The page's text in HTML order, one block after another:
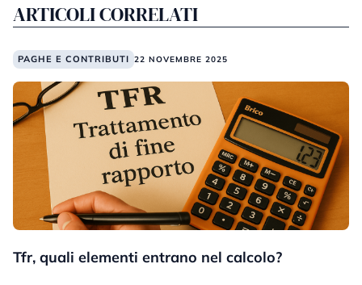
ARTICOLI CORRELATI
PAGHE E CONTRIBUTI 22 NOVEMBRE 2025
Tfr, quali elementi entrano nel calcolo?